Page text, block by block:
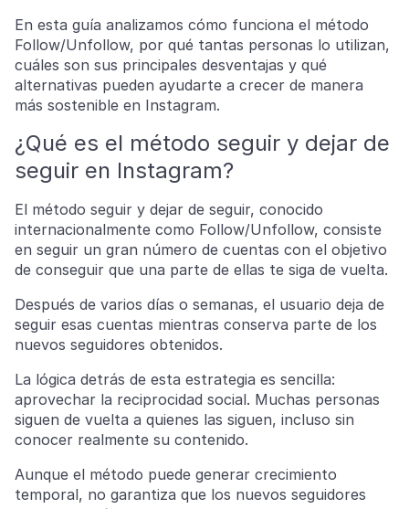
En esta guía analizamos cómo funciona el método
Follow/Unfollow, por qué tantas personas lo utilizan,
cuáles son sus principales desventajas y qué
alternativas pueden ayudarte a crecer de manera
más sostenible en Instagram.
¿Qué es el método seguir y dejar de
seguir en Instagram?
El método seguir y dejar de seguir, conocido
internacionalmente como Follow/Unfollow, consiste
en seguir un gran número de cuentas con el objetivo
de conseguir que una parte de ellas te siga de vuelta.
Después de varios días o semanas, el usuario deja de
seguir esas cuentas mientras conserva parte de los
nuevos seguidores obtenidos.
La lógica detrás de esta estrategia es sencilla:
aprovechar la reciprocidad social. Muchas personas
siguen de vuelta a quienes las siguen, incluso sin
conocer realmente su contenido.
Aunque el método puede generar crecimiento
temporal, no garantiza que los nuevos seguidores